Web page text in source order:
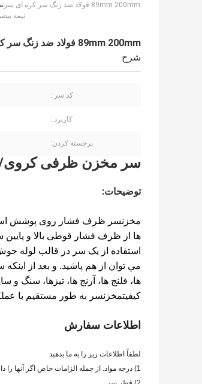
89mm 200mm فولاد ضد زنگ سر کره ای سر
نیمه
89mm 200mm فولاد ضد زنگ سر کره ای سر نیمه بیضوی برای نفت
شرح
کد سر::
کاربرد::
برجسته کردن:
سر مخزن ظرفی کروی/
توضیحات:
مخزنسر ظرف فشار روی پوشش
ها از ظرف فشار قوطی بالا و
استفاده از یک سر در قالب لوله
مي توان از هم پاشيد. و بعد از
ها، فلنج ها، آرنج ها، تیزها، سنگ و
کیفیتمخزنسر به طور مستقیم با
اطلاعات سفارش
لطفاً اطلاعات زیر را به ما بدهید
1) درجه مواد. از جمله الزامات خاص اگر آنها را داشته باشد